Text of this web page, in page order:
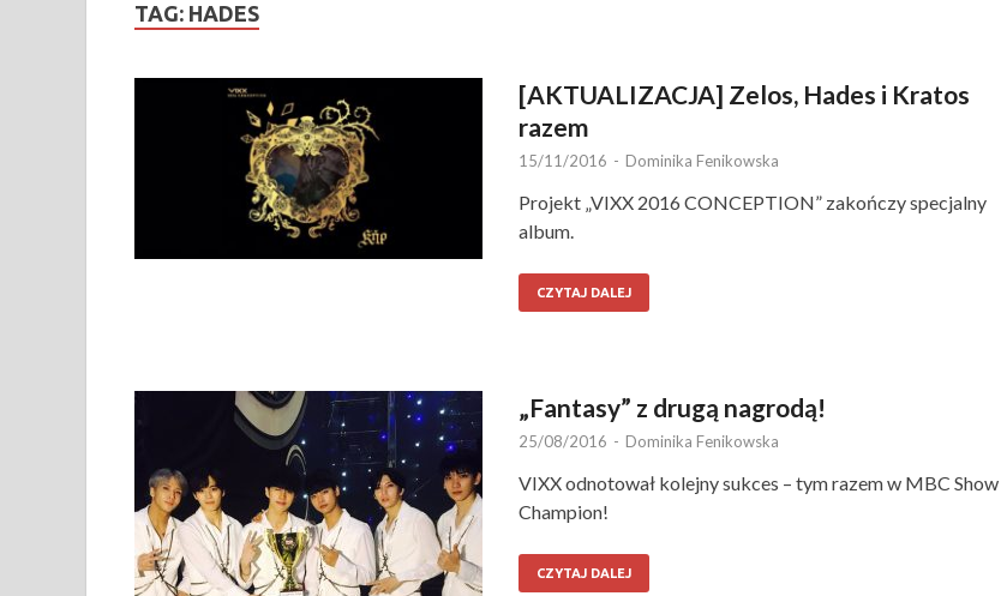
TAG: HADES
[AKTUALIZACJA] Zelos, Hades i Kratos
razem
15/11/2016 - Dominika Fenikowska
Projekt „VIXX 2016 CONCEPTION” zakończy specjalny
album.
CZYTAJ DALEJ
„Fantasy” z drugą nagrodą!
25/08/2016 - Dominika Fenikowska
VIXX odnotował kolejny sukces – tym razem w MBC Show
Champion!
CZYTAJ DALEJ